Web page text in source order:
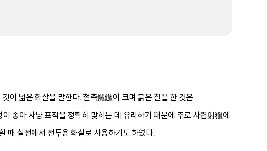
이 넓은 화살을 말한다. 철촉鐵鏃이 크며 붉은 칠을 한 것은
좋아 사냥 표적을 정확히 맞히는 데 유리하기 때문에 주로 사렵射獵에
때 실전에서 전투용 화살로 사용하기도 하였다.